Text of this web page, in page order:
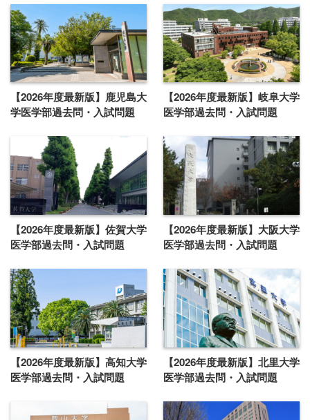
【2026年度最新版】鹿児島大
学医学部過去問・入試問題
【2026年度最新版】岐阜大学
医学部過去問・入試問題
【2026年度最新版】佐賀大学
医学部過去問・入試問題
【2026年度最新版】大阪大学
医学部過去問・入試問題
【2026年度最新版】高知大学
医学部過去問・入試問題
【2026年度最新版】北里大学
医学部過去問・入試問題